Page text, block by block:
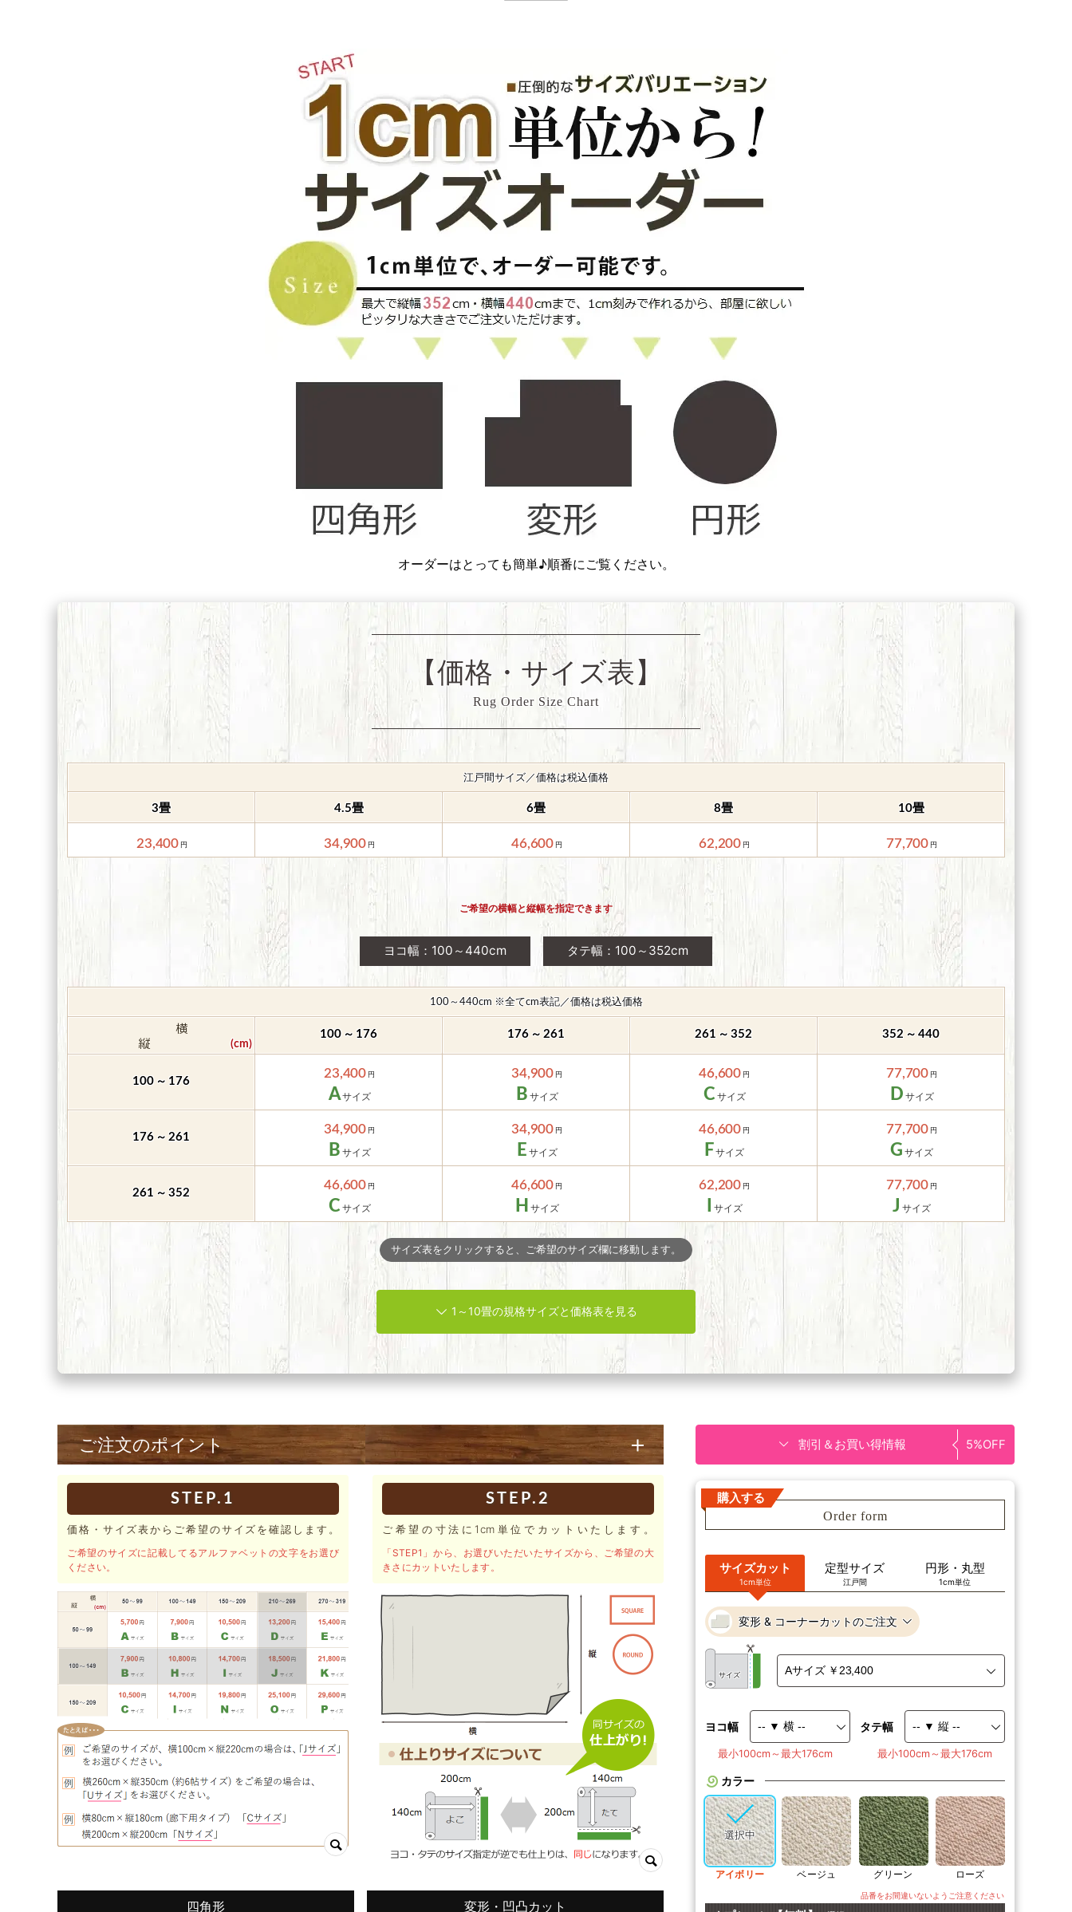
オーダーはとっても簡単♪順番にご覧ください。
【価格・サイズ表】
Rug Order Size Chart
江戸間サイズ／価格は税込価格
3畳 4.5畳 6畳 8畳 10畳
23,400 34,900 46,600 62,200 77,700
ご希望の横幅と縦幅を指定できます
ヨコ幅：100～440cm タテ幅：100～352cm
100～440cm ※全てcm表記／価格は税込価格
100 ～ 176 176 ～ 261 261 ～ 352 352 ～ 440
100 ～ 176
23,400
A
34,900
B
46,600
C
77,700
D
176 ～ 261
34,900
B
34,900
E
46,600
F
77,700
G
261 ～ 352
46,600
C
46,600
H
62,200 77,700
J
サイズ表をクリックすると、ご希望のサイズ欄に移動します。
1～10畳の規格サイズと価格表を見る
ご注文のポイント
STEP.1
価格・サイズ表からご希望のサイズを確認します。
ご希望のサイズに記載してるアルファベットの文字をお選び
ください。
STEP.2
ご希望の寸法に1cm単位でカットいたします。
「STEP1」から、お選びいただいたサイズから、ご希望の大
きさにカットいたします。
四角形 変形・凹凸カット
割引＆お買い得情報 5%OFF
購入する
Order form
サイズカット
1cm単位
定型サイズ
江戸間
円形・丸型
1cm単位
変形 & コーナーカットのご注文
サイズ
ヨコ幅 タテ幅
最小100cm～最大176cm 最小100cm～最大176cm
カラー
アイボリー ベージュ グリーン ローズ